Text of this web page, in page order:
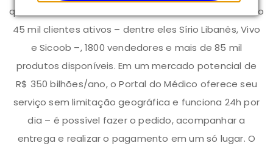
quase o dobro dos R$ 7 milhões de 2020 e 2021. Já são
45 mil clientes ativos – dentre eles Sírio Libanês, Vivo
e Sicoob –, 1800 vendedores e mais de 85 mil
produtos disponíveis. Em um mercado potencial de
R$ 350 bilhões/ano, o Portal do Médico oferece seu
serviço sem limitação geográfica e funciona 24h por
dia – é possível fazer o pedido, acompanhar a
entrega e realizar o pagamento em um só lugar. O